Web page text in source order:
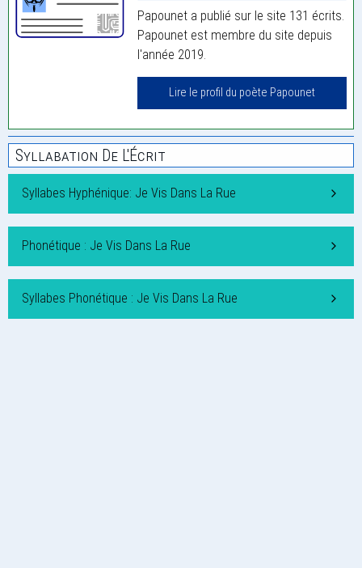
Papounet a publié sur le site 131 écrits.
Papounet est membre du site depuis
l'année 2019.
Lire le profil du poète Papounet
Syllabation De L'Écrit
Syllabes Hyphénique: Je Vis Dans La Rue
Phonétique : Je Vis Dans La Rue
Syllabes Phonétique : Je Vis Dans La Rue